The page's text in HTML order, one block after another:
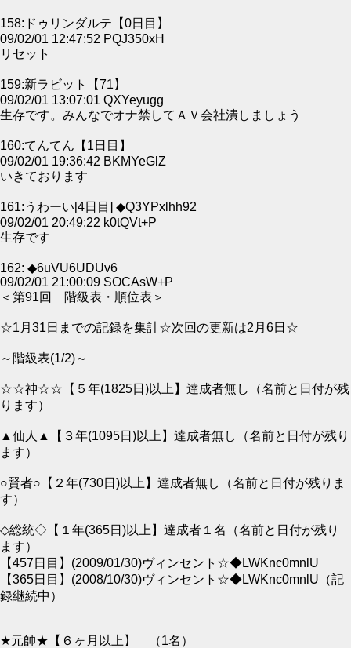
158:ドゥリンダルテ【0日目】
09/02/01 12:47:52 PQJ350xH
リセット
159:新ラビット【71】
09/02/01 13:07:01 QXYeyugg
生存です。みんなでオナ禁してＡＶ会社潰しましょう
160:てんてん【1日目】
09/02/01 19:36:42 BKMYeGlZ
いきております
161:うわーい[4日目] ◆Q3YPxlhh92
09/02/01 20:49:22 k0tQVt+P
生存です
162: ◆6uVU6UDUv6
09/02/01 21:00:09 SOCAsW+P
＜第91回 階級表・順位表＞
☆1月31日までの記録を集計☆次回の更新は2月6日☆
～階級表(1/2)～
☆☆神☆☆【５年(1825日)以上】達成者無し（名前と日付が残
ります）
▲仙人▲【３年(1095日)以上】達成者無し（名前と日付が残り
ます）
○賢者○【２年(730日)以上】達成者無し（名前と日付が残りま
す）
◇総統◇【１年(365日)以上】達成者１名（名前と日付が残り
ます）
【457日目】(2009/01/30)ヴィンセント☆◆LWKnc0mnlU
【365日目】(2008/10/30)ヴィンセント☆◆LWKnc0mnlU（記
録継続中）
★元帥★【６ヶ月以上】 （1名）